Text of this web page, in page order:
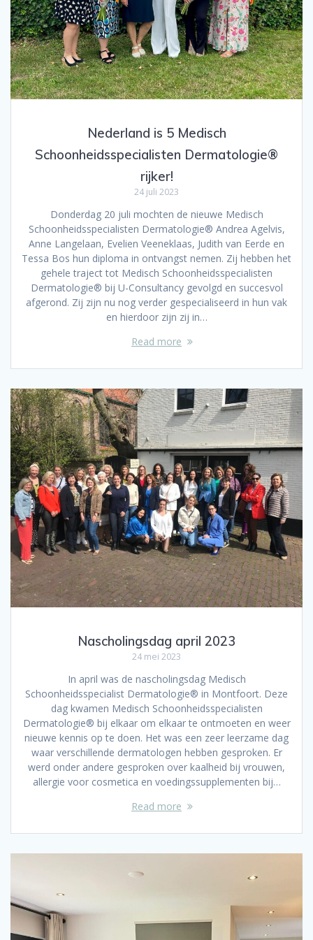
Nederland is 5 Medisch
Schoonheidsspecialisten Dermatologie®
rijker!
24 juli 2023
Donderdag 20 juli mochten de nieuwe Medisch
Schoonheidsspecialisten Dermatologie® Andrea Agelvis,
Anne Langelaan, Evelien Veeneklaas, Judith van Eerde en
Tessa Bos hun diploma in ontvangst nemen. Zij hebben het
gehele traject tot Medisch Schoonheidsspecialisten
Dermatologie® bij U-Consultancy gevolgd en succesvol
afgerond. Zij zijn nu nog verder gespecialiseerd in hun vak
en hierdoor zijn zij in…
Read more
Nascholingsdag april 2023
24 mei 2023
In april was de nascholingsdag Medisch
Schoonheidsspecialist Dermatologie® in Montfoort. Deze
dag kwamen Medisch Schoonheidsspecialisten
Dermatologie® bij elkaar om elkaar te ontmoeten en weer
nieuwe kennis op te doen. Het was een zeer leerzame dag
waar verschillende dermatologen hebben gesproken. Er
werd onder andere gesproken over kaalheid bij vrouwen,
allergie voor cosmetica en voedingssupplementen bij…
Read more